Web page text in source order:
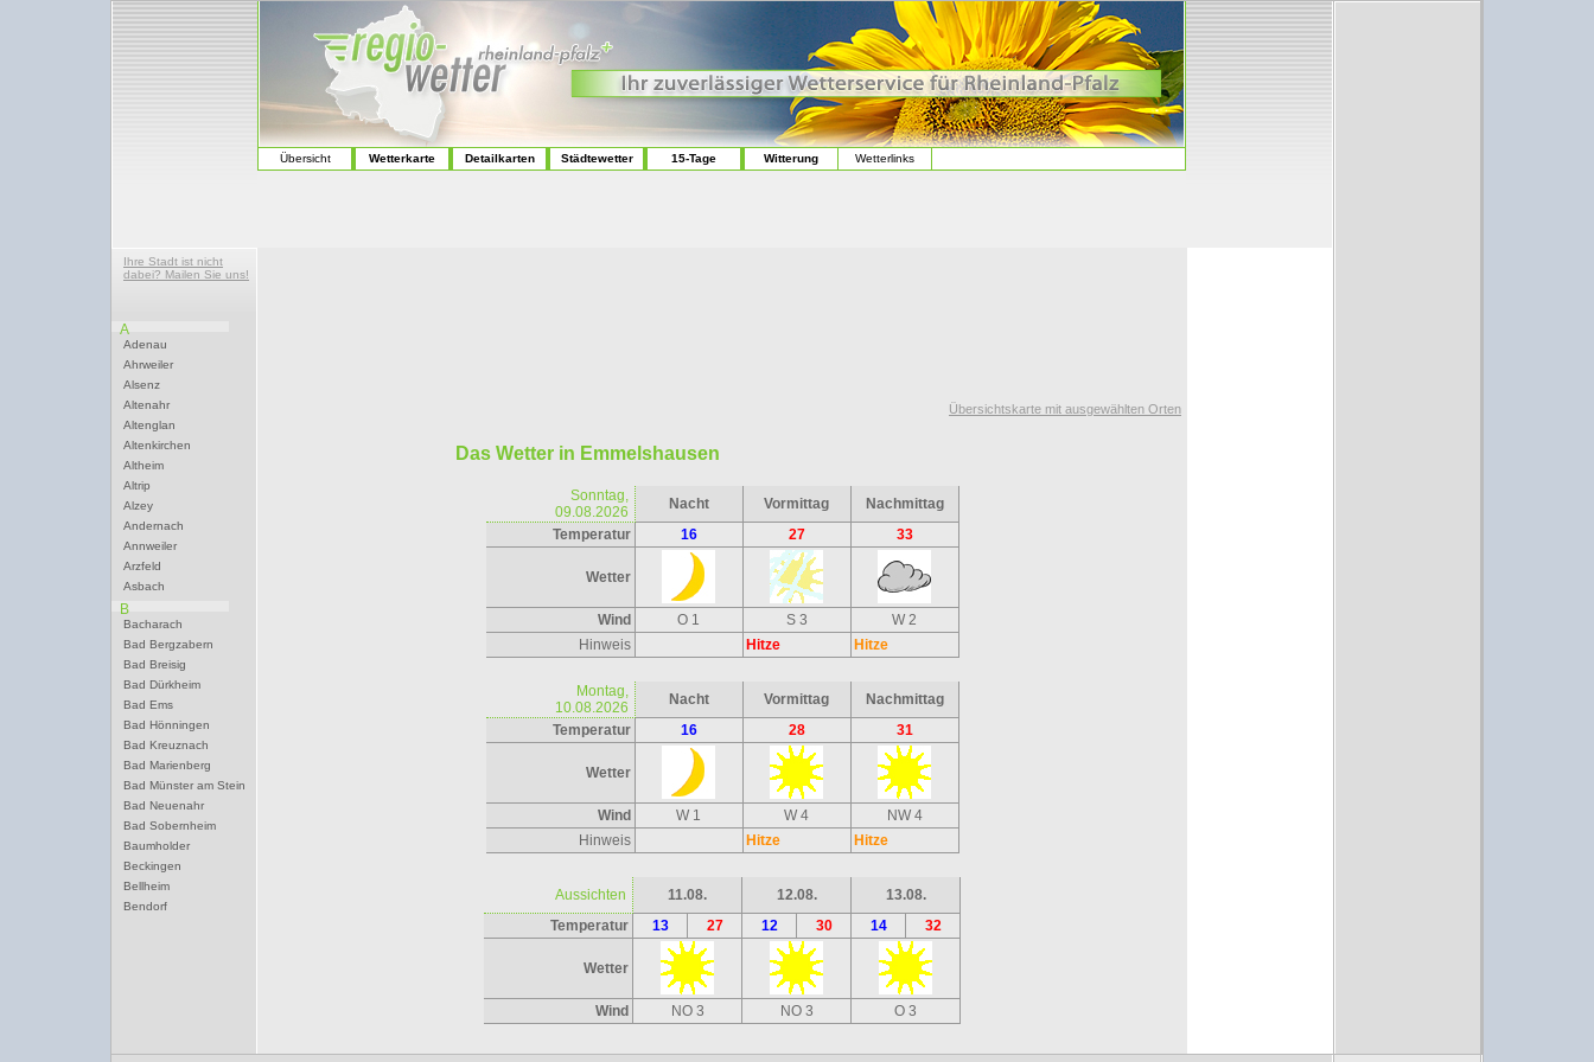
Übersicht Wetterkarte Detailkarten Städtewetter 15-Tage Witterung Wetterlinks
Ihre Stadt ist nicht
dabei? Mailen Sie uns!
A
Adenau
Ahrweiler
Alsenz
Altenahr
Altenglan
Altenkirchen
Altheim
Altrip
Alzey
Andernach
Annweiler
Arzfeld
Asbach
B
Bacharach
Bad Bergzabern
Bad Breisig
Bad Dürkheim
Bad Ems
Bad Hönningen
Bad Kreuznach
Bad Marienberg
Bad Münster am Stein
Bad Neuenahr
Bad Sobernheim
Baumholder
Beckingen
Bellheim
Bendorf
Übersichtskarte mit ausgewählten Orten
Das Wetter in Emmelshausen
Sonntag,
09.08.2026
Nacht Vormittag
Nachmittag
Temperatur
16 27 33
Wetter
Wind O 1 S 3
W 2
Hinweis
Hitze Hitze
Montag,
10.08.2026
Nacht Vormittag
Nachmittag
Temperatur
16 28 31
Wetter
Wind W 1 W 4
NW 4
Hinweis
Hitze Hitze
Aussichten 11.08. 12.08.
13.08.
Temperatur
13 27 12 30 14 32
Wetter
Wind NO 3 NO 3 O 3